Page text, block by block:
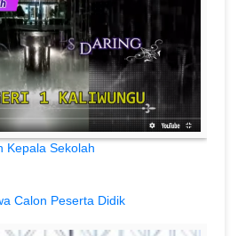
Kepala Sekolah
Calon Peserta Didik